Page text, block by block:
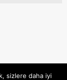
sizlere daha iyi